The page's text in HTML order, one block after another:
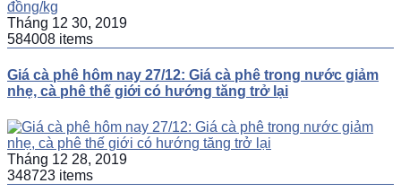
Tháng 12 30, 2019
584008 items
Giá cà phê hôm nay 27/12: Giá cà phê trong nước giảm
nhẹ, cà phê thế giới có hướng tăng trở lại
Tháng 12 28, 2019
348723 items